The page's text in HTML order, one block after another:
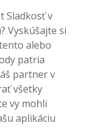
Sladkosť v
Vyskúšajte si
alebo
patria
partner v
všetky
vy mohli
aplikáciu